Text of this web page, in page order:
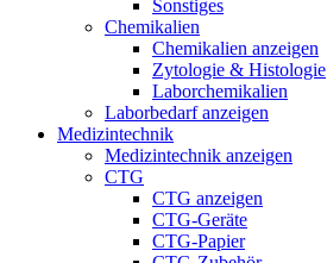
Sonstiges
Chemikalien
Chemikalien anzeigen
Zytologie & Histologie
Laborchemikalien
Laborbedarf anzeigen
Medizintechnik
Medizintechnik anzeigen
CTG
CTG anzeigen
CTG-Geräte
CTG-Papier